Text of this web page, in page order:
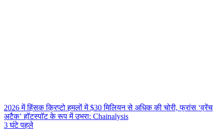
2026 में हिंसक क्रिप्टो हमलों में $30 मिलियन से अधिक की चोरी, फ्रांस ‘व्रेंच
अटैक’ हॉटस्पॉट के रूप में उभरा: Chainalysis
3 घंटे पहले